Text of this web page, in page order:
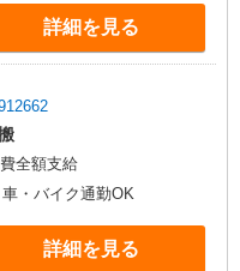
詳細を見る
全額支給
・バイク通勤OK
詳細を見る